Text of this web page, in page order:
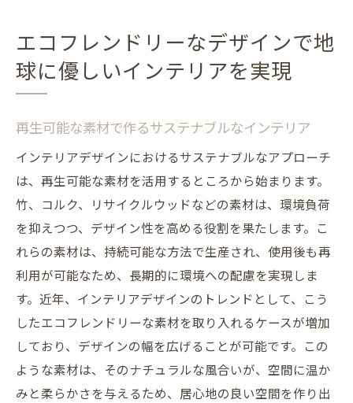
エコフレンドリーなデザインで地
球に優しいインテリアを実現
再生可能な素材で作るサステナブルなインテリア
インテリアデザインにおけるサステナブルなアプローチ
は、再生可能な素材を活用するところから始まります。
竹、コルク、リサイクルウッドなどの素材は、環境負荷
を抑えつつ、デザイン性を高める役割を果たします。こ
れらの素材は、持続可能な方法で生産され、使用後も再
利用が可能なため、長期的に環境への配慮を実現しま
す。近年、インテリアデザインのトレンドとして、こう
したエコフレンドリーな素材を取り入れるケースが増加
しており、デザインの幅を広げることが可能です。この
ような素材は、そのナチュラルな風合いが、空間に温か
みと柔らかさを与えるため、居心地の良い空間を作り出